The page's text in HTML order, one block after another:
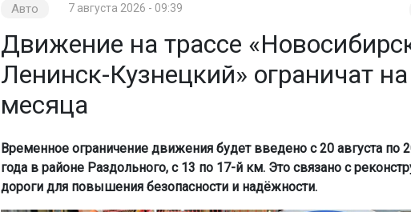
Авто 7 августа 2026 - 09:39
Движение на трассе
Ленинск-Кузнецкий» ограничат
месяца
Временное ограничение движения будет введено с 20 августа по
года в районе Раздольного, с 13 по 17-й км. Это связано с
дороги для повышения безопасности и надёжности.